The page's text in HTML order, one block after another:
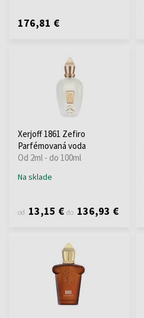
176,81 €
Xerjoff 1861 Zefiro
Parfémovaná voda
Od 2ml - do 100ml
Na sklade
od 13,15 € do 136,93 €